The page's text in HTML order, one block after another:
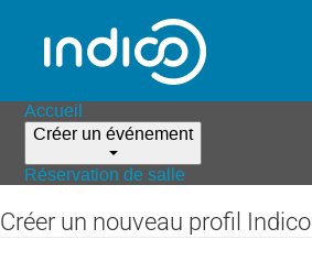
Accueil
Créer un événement
Réservation de salle
Créer un nouveau profil Indico